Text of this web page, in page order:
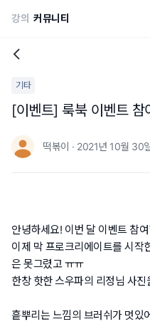
강의 커뮤니티
기타
[이벤트] 룩북 이벤트 참
떡볶이 · 2021년 10월 30
안녕하세요! 이번 달 이벤트 참
이제 막 프로크리에이트를 시작
은 못그렸고 ㅠㅠ
한창 핫한 스우파의 리정님 사
흩뿌리는 느낌의 브러쉬가 멋있